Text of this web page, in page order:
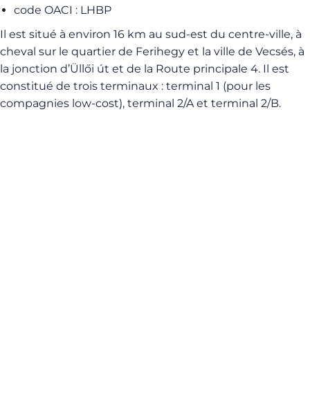
code OACI : LHBP
Il est situé à environ 16 km au sud-est du centre-ville, à
cheval sur le quartier de Ferihegy et la ville de Vecsés, à
la jonction d’Üllői út et de la Route principale 4. Il est
constitué de trois terminaux : terminal 1 (pour les
compagnies low-cost), terminal 2/A et terminal 2/B.